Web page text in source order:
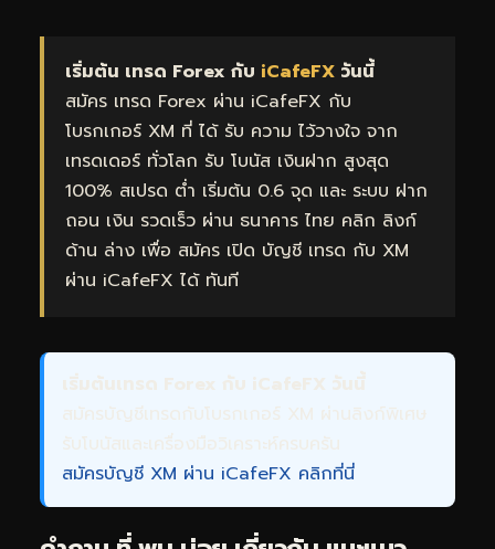
เริ่มต้น เทรด Forex กับ iCafeFX วันนี้
สมัคร เทรด Forex ผ่าน iCafeFX กับ
โบรกเกอร์ XM ที่ ได้ รับ ความ ไว้วางใจ จาก
เทรดเดอร์ ทั่วโลก รับ โบนัส เงินฝาก สูงสุด
100% สเปรด ต่ำ เริ่มต้น 0.6 จุด และ ระบบ ฝาก
ถอน เงิน รวดเร็ว ผ่าน ธนาคาร ไทย คลิก ลิงก์
ด้าน ล่าง เพื่อ สมัคร เปิด บัญชี เทรด กับ XM
ผ่าน iCafeFX ได้ ทันที
เริ่มต้นเทรด Forex กับ iCafeFX วันนี้
สมัครบัญชีเทรดกับโบรกเกอร์ XM ผ่านลิงก์พิเศษ
รับโบนัสและเครื่องมือวิเคราะห์ครบครัน
สมัครบัญชี XM ผ่าน iCafeFX คลิกที่นี่